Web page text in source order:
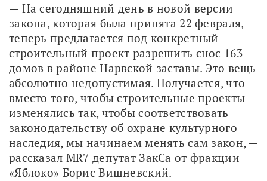
— На сегодняшний день в новой версии
закона, которая была принята 22 февраля,
теперь предлагается под конкретный
строительный проект разрешить снос 163
домов в районе Нарвской заставы. Это вещь
абсолютно недопустимая. Получается, что
вместо того, чтобы строительные проекты
изменялись так, чтобы соответствовать
законодательству об охране культурного
наследия, мы начинаем менять сам закон, —
рассказал MR7 депутат ЗакСа от фракции
«Яблоко» Борис Вишневский.